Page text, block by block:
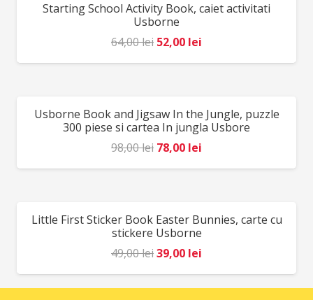
49,00 lei.
REDUCERI!
Starting School Activity Book, caiet activitati
Usborne
64,00lei Prețul
inițial
64,00 lei.
52,00 lei
curent
REDUCERI!
Usborne Book and Jigsaw In the Jungle, puzzle
300 piese si cartea In jungla Usbore
98,00lei Prețul
inițial
98,00 lei.
78,00 lei
curent
REDUCERI!
Little First Sticker Book Easter Bunnies, carte cu
stickere Usborne
49,00leiPrețul
inițial
a
39,00 lei
curent
este: